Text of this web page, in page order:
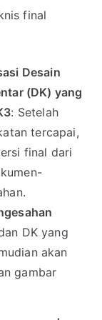
final
Desain
(DK) yang
: Setelah
tercapai,
final dari
DK yang
akan
gambar